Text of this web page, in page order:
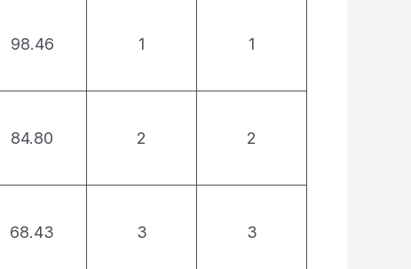
98.46 1 1
84.80 2 2
68.43 3 3